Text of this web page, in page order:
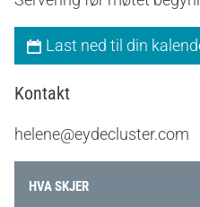
Last ned til din
Kontakt
helene@eydecluster.com
HVA SKJER